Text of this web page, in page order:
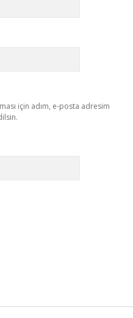
için adım, e-posta adresim